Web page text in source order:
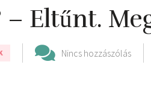
– Eltűnt.
Nincs hozzászólás